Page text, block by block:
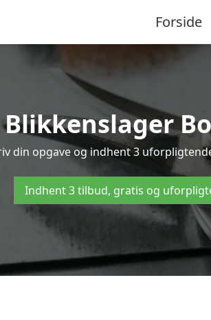
Forside
Blikkenslager
din opgave og indhent 3
Indhent 3 tilbud, gratis og